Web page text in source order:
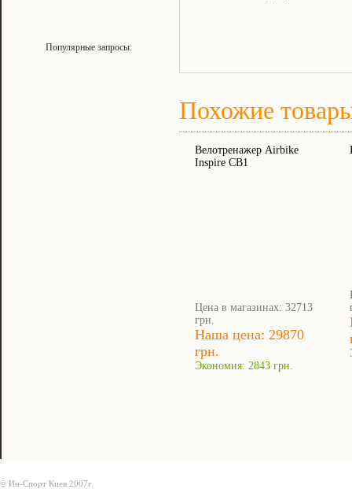
Популярные запросы:
Похожие
Велотренажер Airbike
Inspire CB1
Цена в магазинах: 32713
грн.
Наша цена: 29870
грн.
Экономия: 2843 грн.
© Ин-Спорт Киев 2007г.